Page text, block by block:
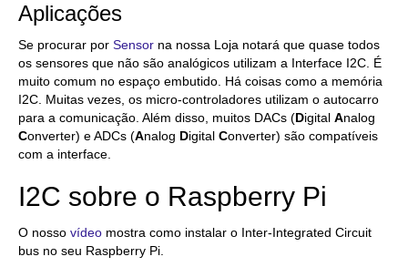
Aplicações
Se procurar por Sensor na nossa Loja notará que quase todos
os sensores que não são analógicos utilizam a Interface I2C. É
muito comum no espaço embutido. Há coisas como a memória
I2C. Muitas vezes, os micro-controladores utilizam o autocarro
para a comunicação. Além disso, muitos DACs (Digital Analog
Converter) e ADCs (Analog Digital Converter) são compatíveis
com a interface.
I2C sobre o Raspberry Pi
O nosso vídeo mostra como instalar o Inter-Integrated Circuit
bus no seu Raspberry Pi.